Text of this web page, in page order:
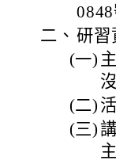
二、 研習
(一)
(二)
(三)